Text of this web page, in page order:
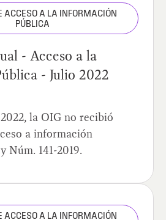
ACCESO A LA INFORMACIÓN
PÚBLICA
- Acceso a la
- Julio 2022
la OIG no recibió
a información
Núm. 141-2019.
ACCESO A LA INFORMACIÓN